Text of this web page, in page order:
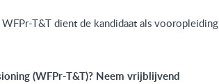
WFPr-T&T dient de kandidaat als vooropleiding
(WFPr-T&T)? Neem vrijblijvend